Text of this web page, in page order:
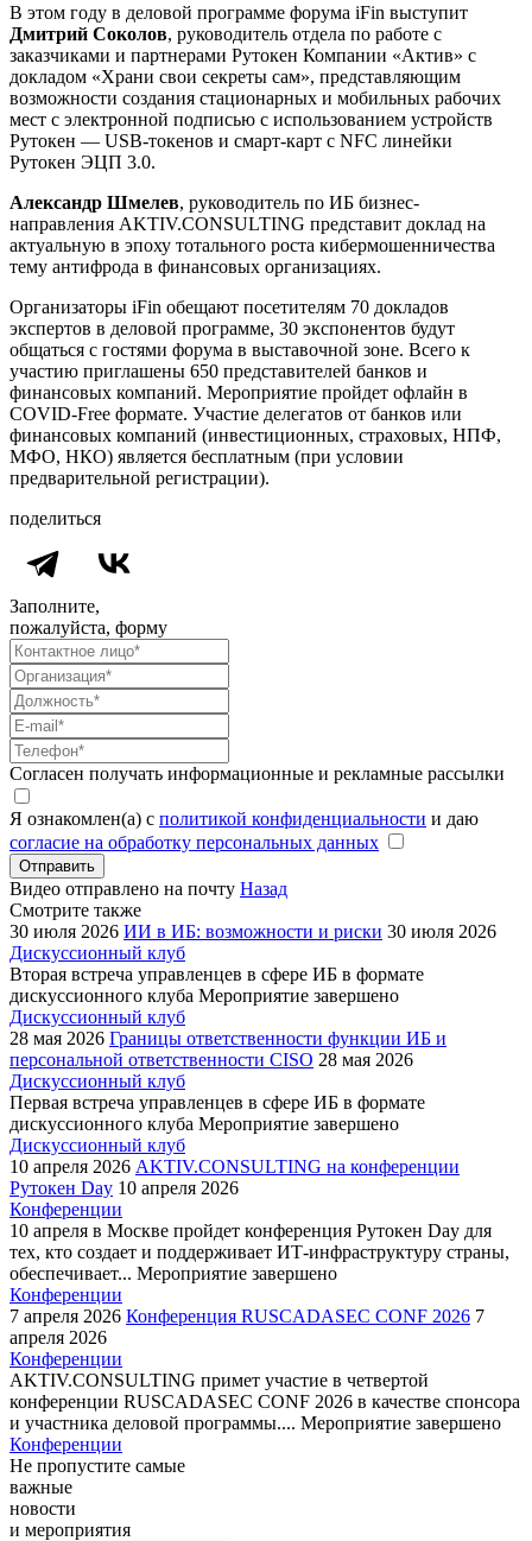
В этом году в деловой программе форума iFin выступит
Дмитрий Соколов, руководитель отдела по работе с
заказчиками и партнерами Рутокен Компании «Актив» с
докладом «Храни свои секреты сам», представляющим
возможности создания стационарных и мобильных рабочих
мест с электронной подписью с использованием устройств
Рутокен — USB-токенов и смарт-карт с NFC линейки
Рутокен ЭЦП 3.0.
Александр Шмелев, руководитель по ИБ бизнес-
направления AKTIV.CONSULTING представит доклад на
актуальную в эпоху тотального роста кибермошенничества
тему антифрода в финансовых организациях.
Организаторы iFin обещают посетителям 70 докладов
экспертов в деловой программе, 30 экспонентов будут
общаться с гостями форума в выставочной зоне. Всего к
участию приглашены 650 представителей банков и
финансовых компаний. Мероприятие пройдет офлайн в
COVID-Free формате. Участие делегатов от банков или
финансовых компаний (инвестиционных, страховых, НПФ,
МФО, НКО) является бесплатным (при условии
предварительной регистрации).
поделиться
Заполните,
пожалуйста, форму
Согласен получать информационные и рекламные рассылки
Я ознакомлен(а) с политикой конфиденциальности и даю
согласие на обработку персональных данных
Отправить
Видео отправлено на почту Назад
Смотрите также
30 июля 2026 ИИ в ИБ: возможности и риски 30 июля 2026
Дискуссионный клуб
Вторая встреча управленцев в сфере ИБ в формате
дискуссионного клуба Мероприятие завершено
Дискуссионный клуб
28 мая 2026 Границы ответственности функции ИБ и
персональной ответственности CISO 28 мая 2026
Дискуссионный клуб
Первая встреча управленцев в сфере ИБ в формате
дискуссионного клуба Мероприятие завершено
Дискуссионный клуб
10 апреля 2026 AKTIV.CONSULTING на конференции
Рутокен Day 10 апреля 2026
Конференции
10 апреля в Москве пройдет конференция Рутокен Day для
тех, кто создает и поддерживает ИТ-инфраструктуру страны,
обеспечивает... Мероприятие завершено
Конференции
7 апреля 2026 Конференция RUSCADASEC CONF 2026 7
апреля 2026
Конференции
AKTIV.CONSULTING примет участие в четвертой
конференции RUSCADASEC CONF 2026 в качестве спонсора
и участника деловой программы.... Мероприятие завершено
Конференции
Не пропустите самые
важные
новости
и мероприятия